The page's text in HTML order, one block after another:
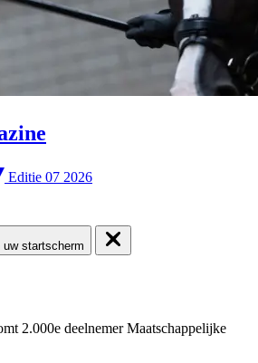
Editie 07 2026
uw startscherm
2.000e deelnemer Maatschappelijke